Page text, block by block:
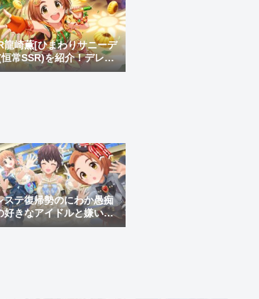
龍崎薫[ひまわりサニーデ
常SSR)を紹介！デレス
遺し俺も愛した最高傑作
ステ復帰勢のにわか愚痴
好きなアイドルと嫌いな
ドルを一言付きで紹介